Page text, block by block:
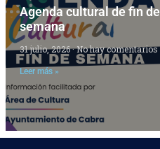
Agenda cultural de fin de
semana
31 julio, 2026No hay comentarios
Leer más »